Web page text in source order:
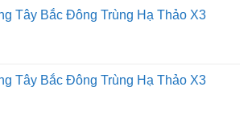
Tây Bắc Đông Trùng Hạ Thảo X3
Tây Bắc Đông Trùng Hạ Thảo X3